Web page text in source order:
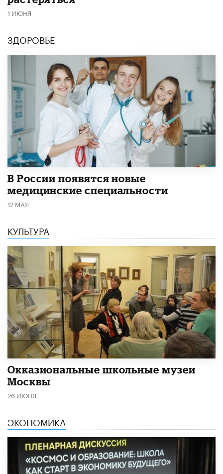
1 ИЮНЯ
ЗДОРОВЬЕ
В России появятся новые
медицинские специальности
12 МАЯ
КУЛЬТУРА
​Окказиональные школьные музеи
Москвы
26 ИЮНЯ
ЭКОНОМИКА